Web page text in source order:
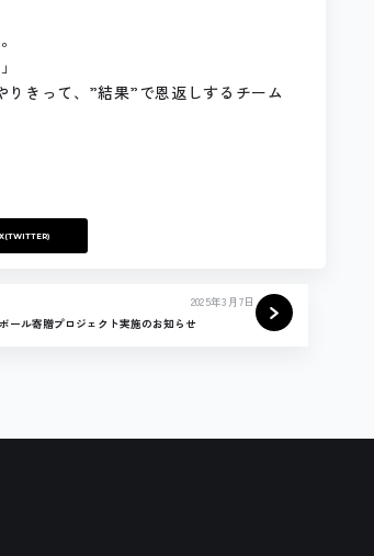
きって、”結果”で恩返しするチーム
2025年3月7日
ール寄贈プロジェクト実施のお知らせ